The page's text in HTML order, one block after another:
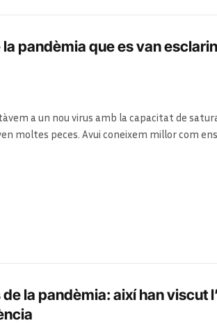
pandèmia que es van
a un nou virus amb la capacitat de
moltes peces. Avui coneixem millor com
la pandèmia: així han viscut